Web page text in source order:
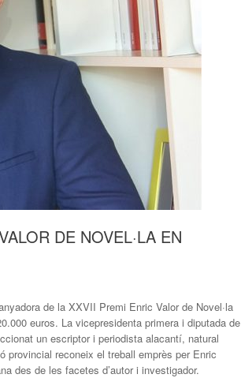
DE NOVEL·LA EN
de la XXVII Premi Enric Valor de Novel·la
euros. La vicepresidenta primera i diputada de
un escriptor i periodista alacantí, natural
provincial reconeix el treball emprès per Enric
des de les facetes d’autor i investigador.